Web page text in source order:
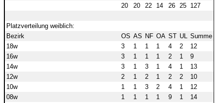
20
20 22 14 26 25 127
Platzverteilung weiblich:
Bezirk
OS AS NF OA ST UL Summe
18w
3 1 1 1 4 2
12
16w
3 1 1 1 2 1
9
14w
3 1 3 1 4 1
13
12w
2 1 2 1 2 2
10
10w
1 1 3 2 4 1
12
08w
1 1 1 1 9 1
14